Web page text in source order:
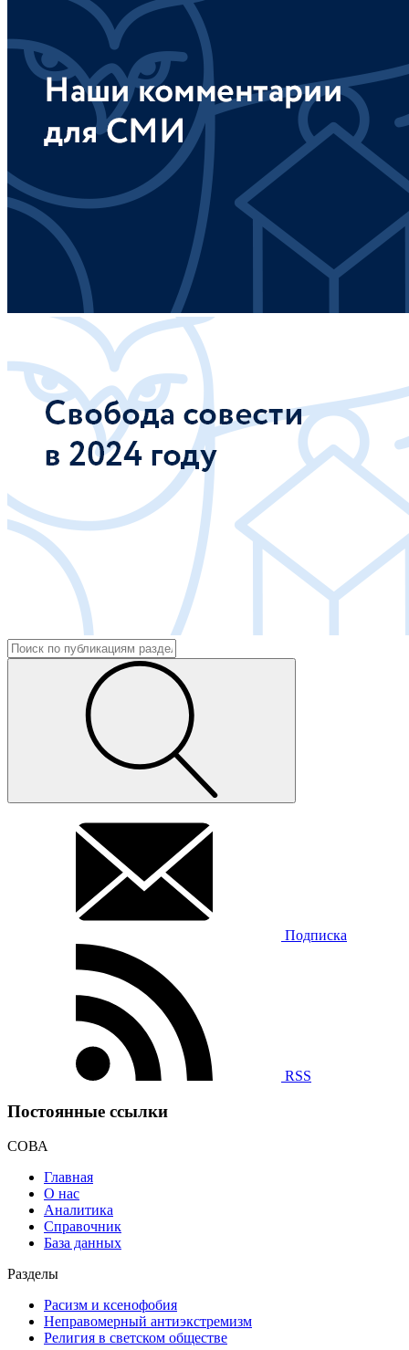
Подписка
RSS
Постоянные ссылки
СОВА
Главная
О нас
Аналитика
Справочник
База данных
Разделы
Расизм и ксенофобия
Неправомерный антиэкстремизм
Религия в светском обществе